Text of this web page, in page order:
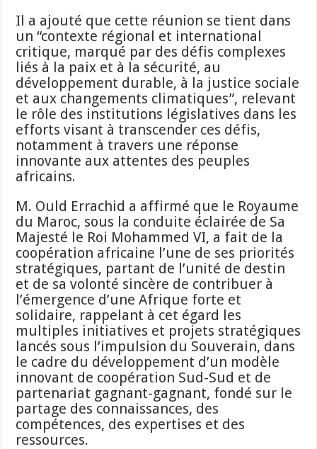
Il a ajouté que cette réunion se tient dans
un “contexte régional et international
critique, marqué par des défis complexes
liés à la paix et à la sécurité, au
développement durable, à la justice sociale
et aux changements climatiques”, relevant
le rôle des institutions législatives dans les
efforts visant à transcender ces défis,
notamment à travers une réponse
innovante aux attentes des peuples
africains.
M. Ould Errachid a affirmé que le Royaume
du Maroc, sous la conduite éclairée de Sa
Majesté le Roi Mohammed VI, a fait de la
coopération africaine l’une de ses priorités
stratégiques, partant de l’unité de destin
et de sa volonté sincère de contribuer à
l’émergence d’une Afrique forte et
solidaire, rappelant à cet égard les
multiples initiatives et projets stratégiques
lancés sous l’impulsion du Souverain, dans
le cadre du développement d’un modèle
innovant de coopération Sud-Sud et de
partenariat gagnant-gagnant, fondé sur le
partage des connaissances, des
compétences, des expertises et des
ressources.